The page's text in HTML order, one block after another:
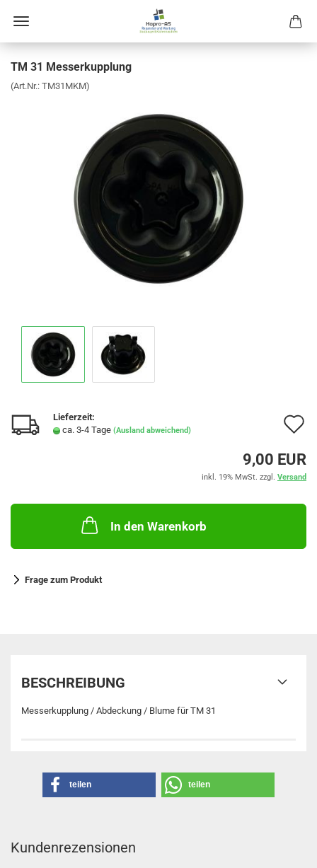
TM 31 Mes­ser­kupp­lung
(Art.Nr.: TM31MKM)
Lieferzeit:
ca. 3-4 Tage (Ausland abweichend)
9,00 EUR
inkl. 19% MwSt. zzgl. Versand
In den Warenkorb
Frage zum Produkt
BESCHREIBUNG
Messerkupplung / Abdeckung / Blume für TM 31
teilen teilen
Kundenrezensionen